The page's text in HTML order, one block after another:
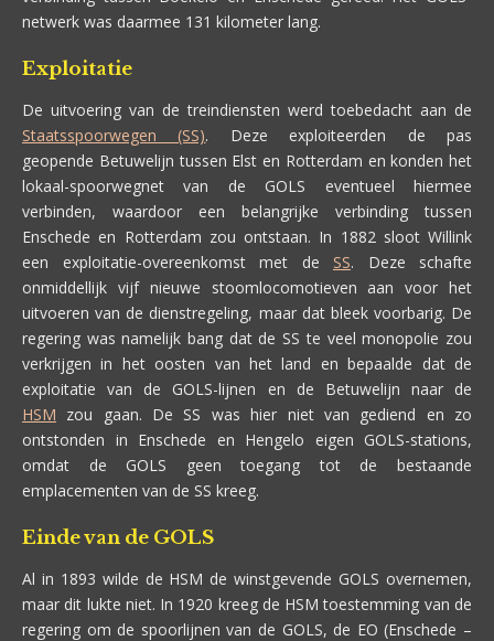
netwerk was daarmee 131 kilometer lang.
Exploitatie
De uitvoering van de treindiensten werd toebedacht aan de
Staatsspoorwegen (SS). Deze exploiteerden de pas
geopende Betuwelijn tussen Elst en Rotterdam en konden het
lokaal-spoorwegnet van de GOLS eventueel hiermee
verbinden, waardoor een belangrijke verbinding tussen
Enschede en Rotterdam zou ontstaan. In 1882 sloot Willink
een exploitatie-overeenkomst met de SS. Deze schafte
onmiddellijk vijf nieuwe stoomlocomotieven aan voor het
uitvoeren van de dienstregeling, maar dat bleek voorbarig. De
regering was namelijk bang dat de SS te veel monopolie zou
verkrijgen in het oosten van het land en bepaalde dat de
exploitatie van de GOLS-lijnen en de Betuwelijn naar de
HSM zou gaan. De SS was hier niet van gediend en zo
ontstonden in Enschede en Hengelo eigen GOLS-stations,
omdat de GOLS geen toegang tot de bestaande
emplacementen van de SS kreeg.
Einde van de GOLS
Al in 1893 wilde de HSM de winstgevende GOLS overnemen,
maar dit lukte niet. In 1920 kreeg de HSM toestemming van de
regering om de spoorlijnen van de GOLS, de EO (Enschede –